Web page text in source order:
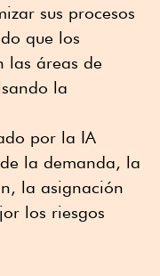
sus procesos
que los
las áreas de
la
por la IA
la demanda, la
la asignación
los riesgos